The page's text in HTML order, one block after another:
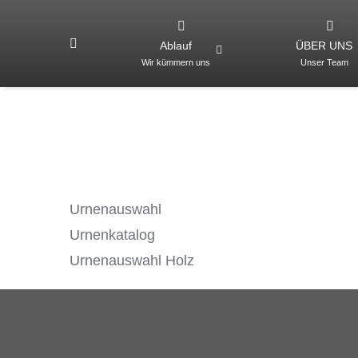
Ablauf
Wir kümmern uns
ÜBER UNS
Unser Team
Urnenauswahl
Urnenkatalog
Urnenauswahl Holz